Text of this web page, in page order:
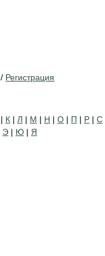
/ Регистрация
| К | Л | М | Н | О | П | Р | С
Э | Ю | Я